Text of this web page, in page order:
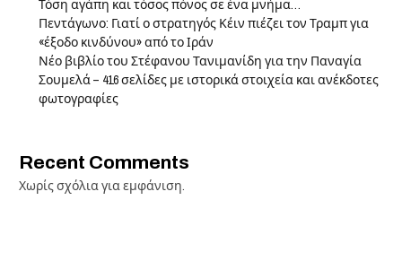
Τόση αγάπη και τόσος πόνος σε ένα μνήμα…
Πεντάγωνο: Γιατί ο στρατηγός Κέιν πιέζει τον Τραμπ για
«έξοδο κινδύνου» από το Ιράν
Νέο βιβλίο του Στέφανου Τανιμανίδη για την Παναγία
Σουμελά – 416 σελίδες με ιστορικά στοιχεία και ανέκδοτες
φωτογραφίες
Recent Comments
Χωρίς σχόλια για εμφάνιση.